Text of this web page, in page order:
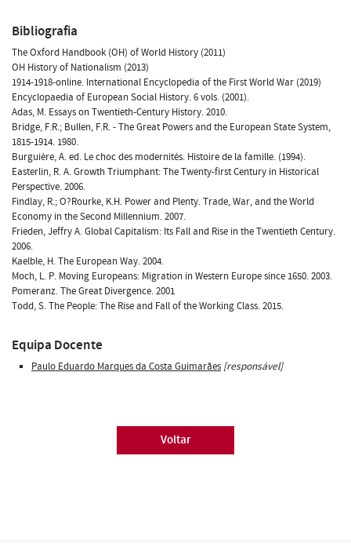
Bibliografia
The Oxford Handbook (OH) of World History (2011)
OH History of Nationalism (2013)
1914-1918-online. International Encyclopedia of the First World War (2019)
Encyclopaedia of European Social History. 6 vols. (2001).
Adas, M. Essays on Twentieth-Century History. 2010.
Bridge, F.R.; Bullen, F.R. - The Great Powers and the European State System,
1815-1914. 1980.
Burguière, A. ed. Le choc des modernités. Histoire de la famille. (1994).
Easterlin, R. A. Growth Triumphant: The Twenty-first Century in Historical
Perspective. 2006.
Findlay, R.; O?Rourke, K.H. Power and Plenty. Trade, War, and the World
Economy in the Second Millennium. 2007.
Frieden, Jeffry A. Global Capitalism: Its Fall and Rise in the Twentieth Century.
2006.
Kaelble, H. The European Way. 2004.
Moch, L. P. Moving Europeans: Migration in Western Europe since 1650. 2003.
Pomeranz. The Great Divergence. 2001
Todd, S. The People: The Rise and Fall of the Working Class. 2015.
Equipa Docente
Paulo Eduardo Marques da Costa Guimarães [responsável]
Voltar